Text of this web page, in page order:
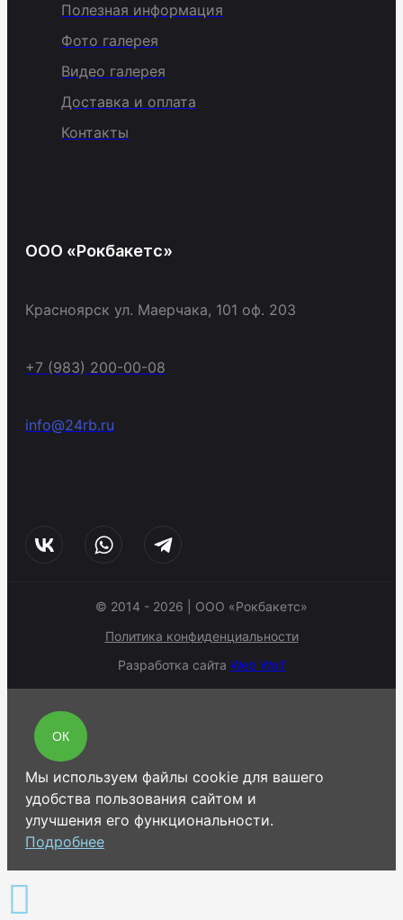
Полезная информация
Фото галерея
Видео галерея
Доставка и оплата
Контакты
ООО «Рокбакетс»
Красноярск ул. Маерчака, 101 оф. 203
+7 (983) 200-00-08
info@24rb.ru
© 2014 - 2026 | ООО «Рокбакетс»
Политика конфиденциальности
Разработка сайта Web Wolf
ОК
Мы используем файлы cookie для вашего
удобства пользования сайтом и
улучшения его функциональности.
Подробнее